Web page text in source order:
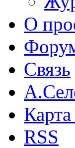
О
Связь
Карта
RSS